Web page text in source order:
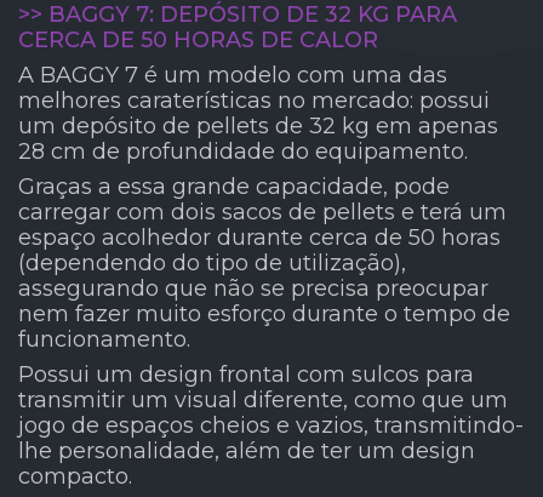
>> BAGGY 7: DEPÓSITO DE 32 KG PARA
CERCA DE 50 HORAS DE CALOR
A BAGGY 7 é um modelo com uma das
melhores caraterísticas no mercado: possui
um depósito de pellets de 32 kg em apenas
28 cm de profundidade do equipamento.
Graças a essa grande capacidade, pode
carregar com dois sacos de pellets e terá um
espaço acolhedor durante cerca de 50 horas
(dependendo do tipo de utilização),
assegurando que não se precisa preocupar
nem fazer muito esforço durante o tempo de
funcionamento.
Possui um design frontal com sulcos para
transmitir um visual diferente, como que um
jogo de espaços cheios e vazios, transmitindo-
lhe personalidade, além de ter um design
compacto.